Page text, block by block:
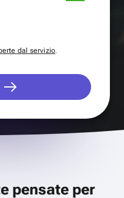
dal servizio.
pensate per